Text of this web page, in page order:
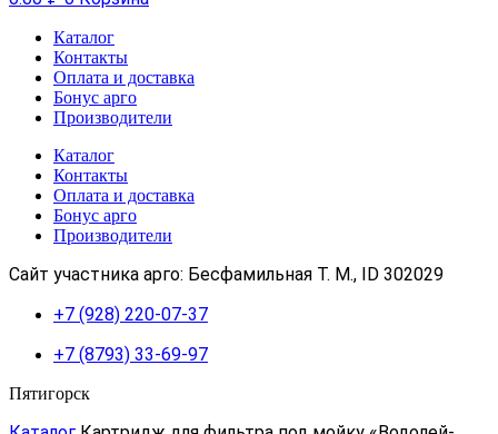
Каталог
Контакты
Оплата и доставка
Бонус арго
Производители
Каталог
Контакты
Оплата и доставка
Бонус арго
Производители
Сайт участника арго: Бесфамильная Т. М., ID 302029
+7 (928) 220-07-37
+7 (8793) 33-69-97
Пятигорск